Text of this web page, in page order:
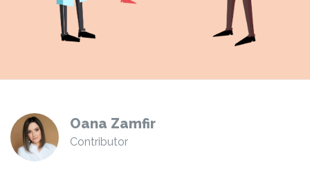
Oana Zamfir
Contributor